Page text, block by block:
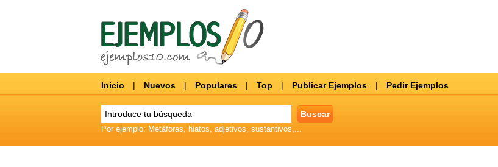
Inicio | Nuevos | Populares | Top | Publicar Ejemplos | Pedir Ejemplos
Por ejemplo: Metáforas, hiatos, adjetivos, sustantivos,...